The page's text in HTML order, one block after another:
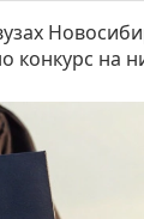
конкурс на